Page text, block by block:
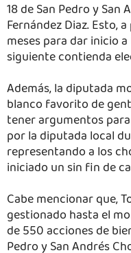
18 de San Pedro y San
Fernández Diaz. Esto,
meses para dar inicio
siguiente contienda
Además, la diputada
blanco favorito de
tener argumentos
por la diputada local
representando a los
iniciado un sin fin de
Cabe mencionar que,
gestionado hasta el
de 550 acciones de
Pedro y San Andrés